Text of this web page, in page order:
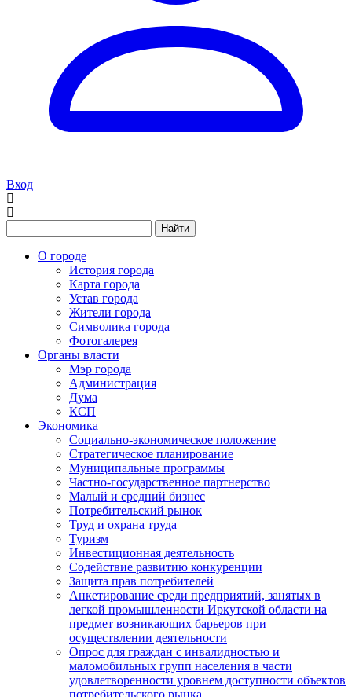
Вход
Найти
О городе
История города
Карта города
Устав города
Жители города
Символика города
Фотогалерея
Органы власти
Мэр города
Администрация
Дума
КСП
Экономика
Социально-экономическое положение
Стратегическое планирование
Муниципальные программы
Частно-государственное партнерство
Малый и средний бизнес
Потребительский рынок
Труд и охрана труда
Туризм
Инвестиционная деятельность
Содействие развитию конкуренции
Защита прав потребителей
Анкетирование среди предприятий, занятых в
легкой промышленности Иркутской области на
предмет возникающих барьеров при
осуществлении деятельности
Опрос для граждан с инвалидностью и
маломобильных групп населения в части
удовлетворенности уровнем доступности объектов
потребительского рынка